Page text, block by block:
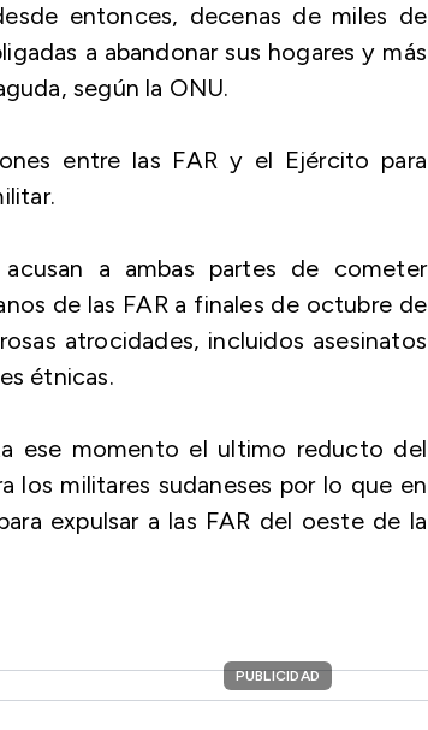
entonces, decenas de miles de
a abandonar sus hogares y más
según la ONU.
entre las FAR y el Ejército para
acusan a ambas partes de cometer
de las FAR a finales de octubre de
atrocidades, incluidos asesinatos
étnicas.
ese momento el ultimo reducto del
militares sudaneses por lo que en
expulsar a las FAR del oeste de la
PUBLICIDAD